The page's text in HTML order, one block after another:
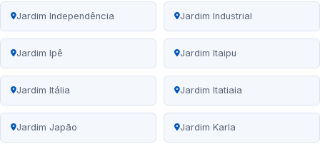
Jardim Independência Jardim Industrial
Jardim Ipê Jardim Itaipu
Jardim Itália Jardim Itatiaia
Jardim Japão Jardim Karla